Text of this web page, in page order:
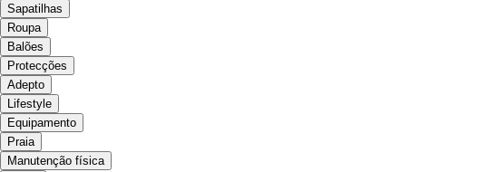
Sapatilhas
Roupa
Balões
Protecções
Adepto
Lifestyle
Equipamento
Praia
Manutenção física